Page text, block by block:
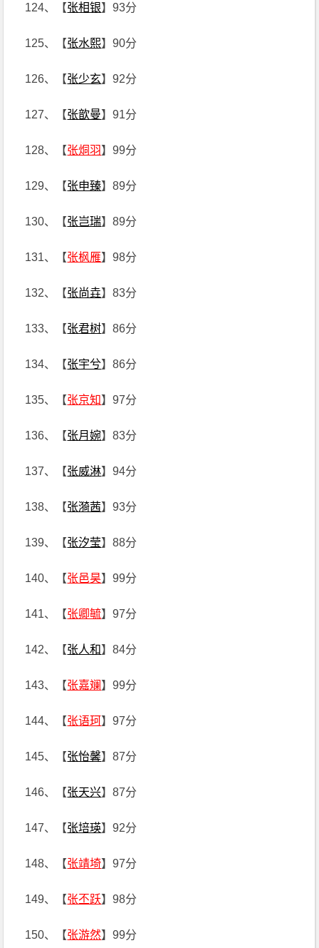
124、【张相银】93分
125、【张水熙】90分
126、【张少玄】92分
127、【张歆曼】91分
128、【张烔羽】99分
129、【张申臻】89分
130、【张岂瑞】89分
131、【张枫雁】98分
132、【张尚垚】83分
133、【张君树】86分
134、【张宇兮】86分
135、【张京知】97分
136、【张月婉】83分
137、【张威淋】94分
138、【张漪茜】93分
139、【张汐莹】88分
140、【张邑昊】99分
141、【张卿毓】97分
142、【张人和】84分
143、【张嘉斓】99分
144、【张语珂】97分
145、【张怡馨】87分
146、【张天兴】87分
147、【张培瑛】92分
148、【张靖埼】97分
149、【张丕跃】98分
150、【张游然】99分